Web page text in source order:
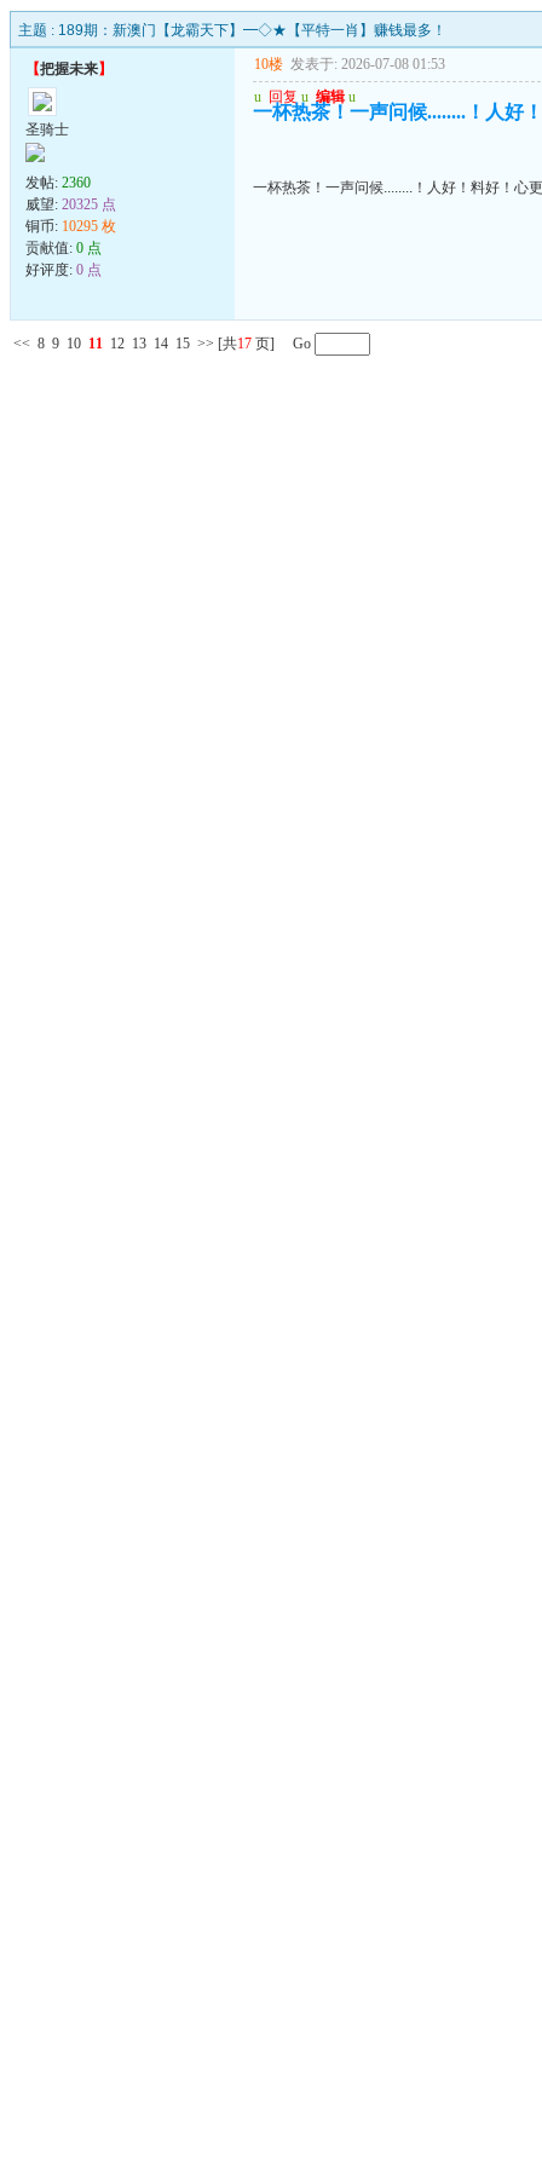
主题 : 189期：新澳门【龙霸天下】━◇★【平特一肖】赚钱最多！
【把握未来】
圣骑士
发帖: 2360
威望: 20325 点
铜币: 10295 枚
贡献值: 0 点
好评度: 0 点
10楼 发表于: 2026-07-08 01:53
u 回复 u 编辑 u
一杯热茶！一声问候........！人好
一杯热茶！一声问候........！人好！料好！心
<< 8 9 10 11 12 13 14 15 >> [共17 页] Go